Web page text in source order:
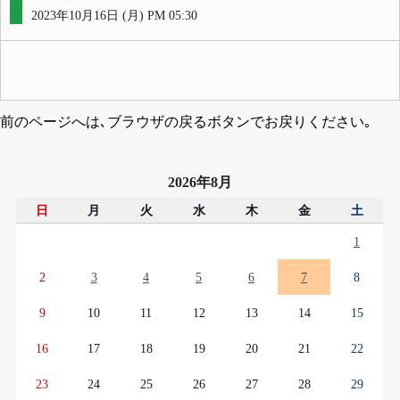
2023年10月16日 (月) PM 05:30
前のページへは､ブラウザの戻るボタンでお戻りください｡
2026年8月
日 月 火 水 木 金 土
1
2 3 4 5 6 7 8
9 10 11 12 13 14 15
16 17 18 19 20 21 22
23 24 25 26 27 28 29